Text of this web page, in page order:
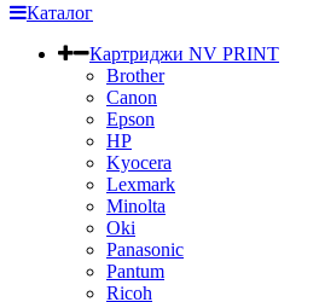
Каталог
Картриджи NV PRINT
Brother
Canon
Epson
HP
Kyocera
Lexmark
Minolta
Oki
Panasonic
Pantum
Ricoh